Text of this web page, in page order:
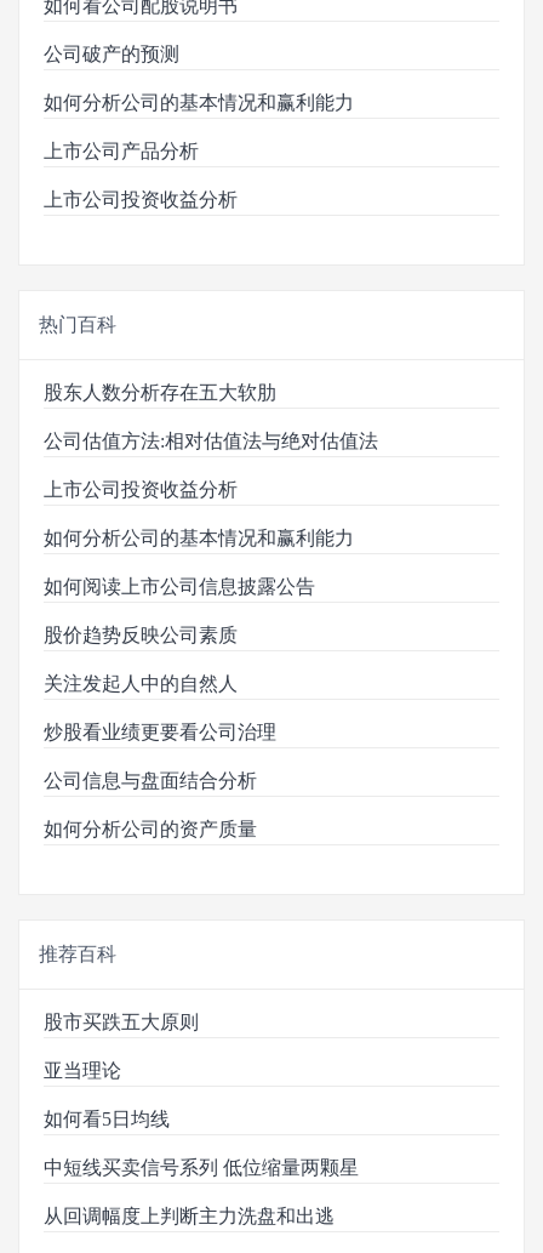
如何看公司配股说明书
公司破产的预测
如何分析公司的基本情况和赢利能力
上市公司产品分析
上市公司投资收益分析
热门百科
股东人数分析存在五大软肋
公司估值方法:相对估值法与绝对估值法
上市公司投资收益分析
如何分析公司的基本情况和赢利能力
如何阅读上市公司信息披露公告
股价趋势反映公司素质
关注发起人中的自然人
炒股看业绩更要看公司治理
公司信息与盘面结合分析
如何分析公司的资产质量
推荐百科
股市买跌五大原则
亚当理论
如何看5日均线
中短线买卖信号系列 低位缩量两颗星
从回调幅度上判断主力洗盘和出逃